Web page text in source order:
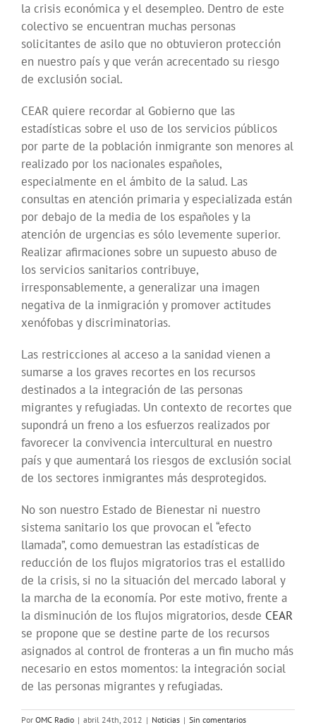
la crisis económica y el desempleo. Dentro de este
colectivo se encuentran muchas personas
solicitantes de asilo que no obtuvieron protección
en nuestro país y que verán acrecentado su riesgo
de exclusión social.
CEAR quiere recordar al Gobierno que las
estadísticas sobre el uso de los servicios públicos
por parte de la población inmigrante son menores al
realizado por los nacionales españoles,
especialmente en el ámbito de la salud. Las
consultas en atención primaria y especializada están
por debajo de la media de los españoles y la
atención de urgencias es sólo levemente superior.
Realizar afirmaciones sobre un supuesto abuso de
los servicios sanitarios contribuye,
irresponsablemente, a generalizar una imagen
negativa de la inmigración y promover actitudes
xenófobas y discriminatorias.
Las restricciones al acceso a la sanidad vienen a
sumarse a los graves recortes en los recursos
destinados a la integración de las personas
migrantes y refugiadas. Un contexto de recortes que
supondrá un freno a los esfuerzos realizados por
favorecer la convivencia intercultural en nuestro
país y que aumentará los riesgos de exclusión social
de los sectores inmigrantes más desprotegidos.
No son nuestro Estado de Bienestar ni nuestro
sistema sanitario los que provocan el “efecto
llamada”, como demuestran las estadísticas de
reducción de los flujos migratorios tras el estallido
de la crisis, si no la situación del mercado laboral y
la marcha de la economía. Por este motivo, frente a
la disminución de los flujos migratorios, desde CEAR
se propone que se destine parte de los recursos
asignados al control de fronteras a un fin mucho más
necesario en estos momentos: la integración social
de las personas migrantes y refugiadas.
Por OMC Radio | abril 24th, 2012 | Noticias | Sin comentarios